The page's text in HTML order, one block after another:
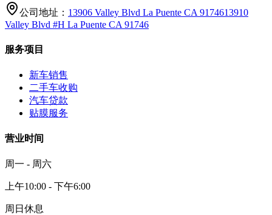
公司地址： 13906 Valley Blvd La Puente CA 9174613910
Valley Blvd #H La Puente CA 91746
服务项目
新车销售
二手车收购
汽车贷款
贴膜服务
营业时间
周一 - 周六
上午10:00 - 下午6:00
周日休息